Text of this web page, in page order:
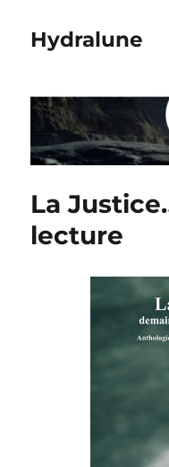
Hydralune
La
lecture